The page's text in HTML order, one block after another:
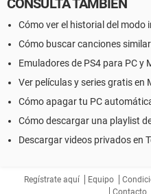
CONSULTA TAMBIÉN
Cómo ver el historial del modo
Cómo buscar canciones
Emuladores de PS4 para PC y
Ver películas y series gratis en
Cómo apagar tu PC
Cómo descargar una playlist
Descargar videos privados en
Regístrate aquí Equipo
Contacto